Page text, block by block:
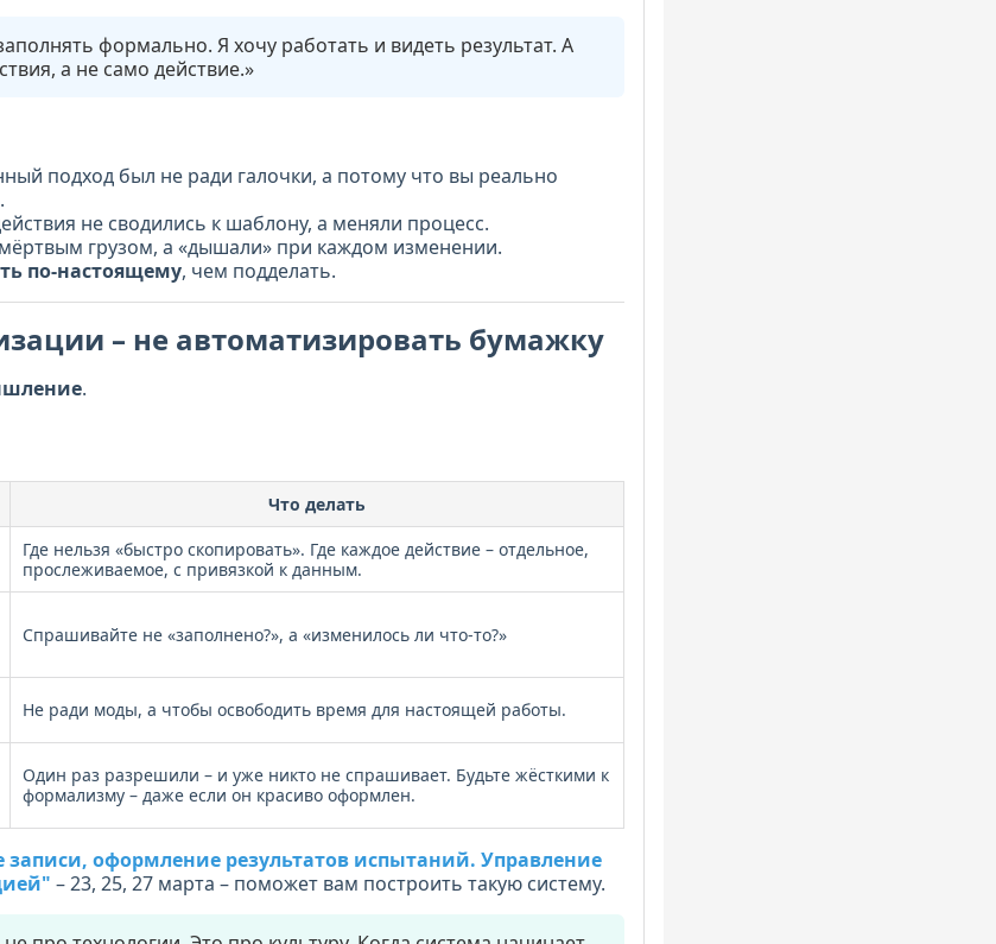
формально. Я хочу работать и видеть результат. А
а не само действие.»
подход был не ради галочки, а потому что вы реально
не сводились к шаблону, а меняли процесс.
грузом, а «дышали» при каждом изменении.
по-настоящему, чем подделать.
– не автоматизировать бумажку
.
Что делать
Где нельзя «быстро скопировать». Где каждое действие – отдельное,
прослеживаемое, с привязкой к данным.
Спрашивайте не «заполнено?», а «изменилось ли что-то?»
Не ради моды, а чтобы освободить время для настоящей работы.
Один раз разрешили – и уже никто не спрашивает. Будьте жёсткими к
формализму – даже если он красиво оформлен.
записи, оформление результатов испытаний. Управление
– 23, 25, 27 марта – поможет вам построить такую систему.